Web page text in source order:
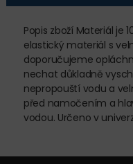
Popis zboží Materiál je
elastický materiál s
doporučujeme
nechat důkladně
nepropouští vodu a
před namočením a
vodou. Určeno v